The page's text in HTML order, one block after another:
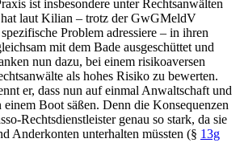
ist insbesondere unter Rechtsanwälten
hat laut Kilian – trotz der GwGMeldV
Problem adressiere – in ihren
mit dem Bade ausgeschüttet und
nun dazu, bei einem risikoaversen
als hohes Risiko zu bewerten.
er, dass nun auf einmal Anwaltschaft und
Boot säßen. Denn die Konsequenzen
Rechtsdienstleister genau so stark, da sie
Anderkonten unterhalten müssten (§ 13g